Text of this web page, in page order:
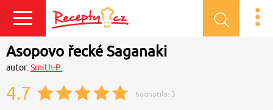
Přihlásit se
Asopovo řecké Saganaki
autor:Smith-P.
4.7 hodnotilo: 3